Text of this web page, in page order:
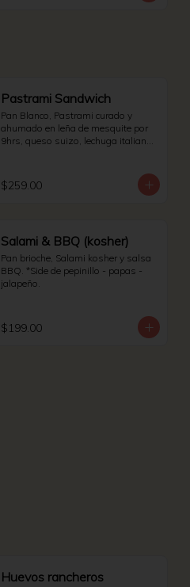
Pastrami Sandwich
Pan Blanco, Pastrami curado y
ahumado en leña de mesquite por
9hrs, queso suizo, lechuga italiana
$259.00
Salami & BBQ (kosher)
Pan brioche, Salami kosher y salsa
BBQ. *Side de pepinillo - papas -
jalapeño.
$199.00
Huevos rancheros